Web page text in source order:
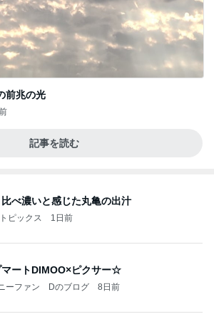
前兆の光
記事を読む
べ濃いと感じた丸亀の出汁
ピックス 1日前
マートDIMOO×ピクサー☆
ーファン Dのブログ 8日前